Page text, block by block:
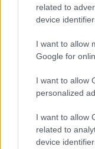
related to
device
I want to allow
Google for
I want to allow
personalized
I want to allow
related to
device